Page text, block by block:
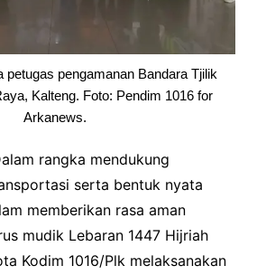
petugas pengamanan Bandara Tjilik
Kalteng. Foto: Pendim 1016 for
Arkanews.
rangka mendukung
serta bentuk nyata
memberikan rasa aman
mudik Lebaran 1447 Hijriah
Kodim 1016/Plk melaksanakan